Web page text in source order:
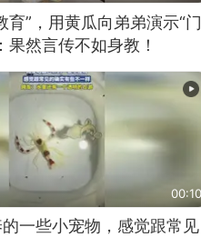
育”，用黄瓜向弟弟演示“门
果然言传不如身教！
00:10
一些小宠物，感觉跟常见